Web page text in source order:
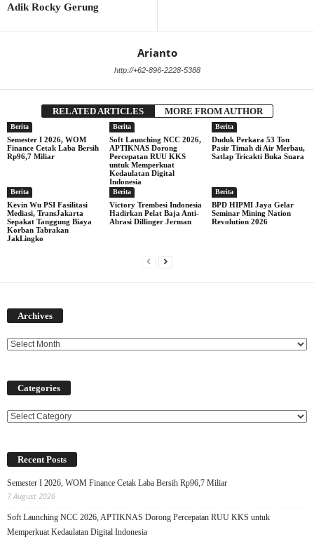
Adik Rocky Gerung
Arianto
http://+62-896-2228-5388
RELATED ARTICLES MORE FROM AUTHOR
Berita
Semester I 2026, WOM
Finance Cetak Laba Bersih
Rp96,7 Miliar
Berita
Soft Launching NCC 2026,
APTIKNAS Dorong
Percepatan RUU KKS
untuk Memperkuat
Kedaulatan Digital
Indonesia
Berita
Duduk Perkara 53 Ton
Pasir Timah di Air Merbau,
Satlap Tricakti Buka Suara
Berita
Kevin Wu PSI Fasilitasi
Mediasi, TransJakarta
Sepakat Tanggung Biaya
Korban Tabrakan
JakLingko
Berita
Victory Trembesi Indonesia
Hadirkan Pelat Baja Anti-
Abrasi Dillinger Jerman
Berita
BPD HIPMI Jaya Gelar
Seminar Mining Nation
Revolution 2026
Archives
Categories
Categories
Recent Posts
Semester I 2026, WOM Finance Cetak Laba Bersih Rp96,7 Miliar
7 August 2026
Soft Launching NCC 2026, APTIKNAS Dorong Percepatan RUU KKS untuk
Memperkuat Kedaulatan Digital Indonesia